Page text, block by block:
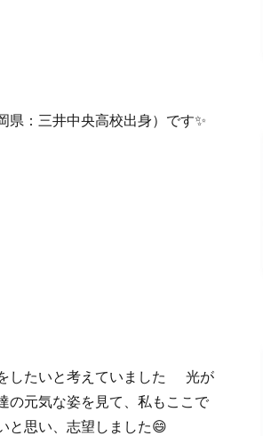
：三井中央高校出身）です✨
したいと考えていました
光が
の元気な姿を見て、私もここで
と思い、志望しました😄